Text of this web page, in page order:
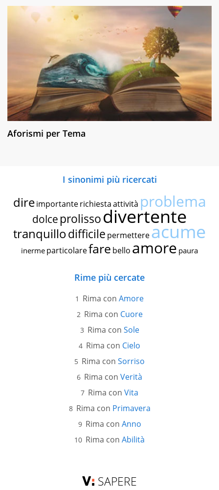
Aforismi per Tema
I sinonimi più ricercati
dire importante richiestaattività problema
dolce prolissodivertente
tranquillodifficile permettereacume
inerme particolarefare bello amore paura
Rime più cercate
Rima con Amore
Rima con Cuore
Rima con Sole
Rima con Cielo
Rima con Sorriso
Rima con Verità
Rima con Vita
Rima con Primavera
Rima con Anno
Rima con Abilità
SAPERE